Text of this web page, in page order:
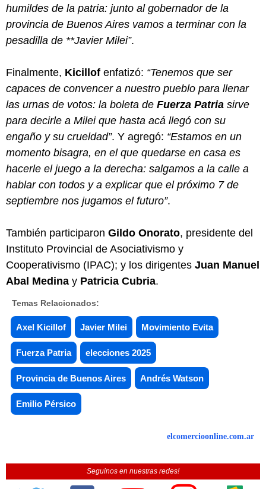
humildes de la patria: junto al gobernador de la
provincia de Buenos Aires vamos a terminar con la
pesadilla de **Javier Milei”.
Finalmente, Kicillof enfatizó: “Tenemos que ser
capaces de convencer a nuestro pueblo para llenar
las urnas de votos: la boleta de Fuerza Patria sirve
para decirle a Milei que hasta acá llegó con su
engaño y su crueldad”. Y agregó: “Estamos en un
momento bisagra, en el que quedarse en casa es
hacerle el juego a la derecha: salgamos a la calle a
hablar con todos y a explicar que el próximo 7 de
septiembre nos jugamos el futuro”.
También participaron Gildo Onorato, presidente del
Instituto Provincial de Asociativismo y
Cooperativismo (IPAC); y los dirigentes Juan Manuel
Abal Medina y Patricia Cubria.
Temas Relacionados:
Axel Kicillof Javier Milei Movimiento Evita
Fuerza Patria elecciones 2025
Provincia de Buenos Aires Andrés Watson
Emilio Pérsico
elcomercioonline.com.ar
Seguinos en nuestras redes!